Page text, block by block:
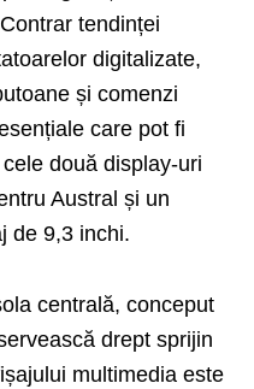
tendinței
digitalizate,
și comenzi
care pot fi
două display-uri
Austral și un
de 9,3 inchi.
centrală, conceput
drept sprijin
multimedia este